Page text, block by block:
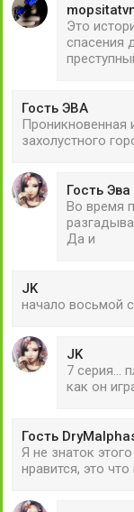
Это
спасения
Гость ЭВА
Проникновенная
захолустного
Гость Эва
Во время
Да и
JK
начало восьмой
JK
7 серия...
как он
Гость
Я не знаток
нравится, это